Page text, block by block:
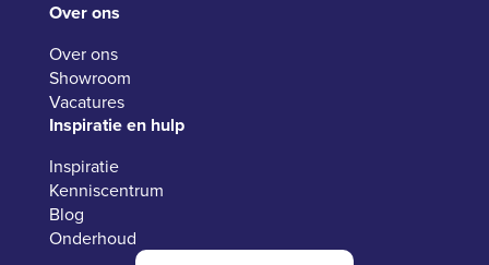
Over ons
Over ons
Showroom
Vacatures
Inspiratie en hulp
Inspiratie
Kenniscentrum
Blog
Onderhoud